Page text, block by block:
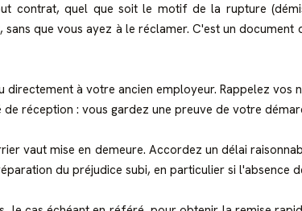
contrat, quel que soit le motif de la rupture
que vous ayez à le réclamer. C'est un
à votre ancien employeur. Rappelez
réception : vous gardez une preuve de votre
vaut mise en demeure. Accordez un délai
du préjudice subi, en particulier si l'absence